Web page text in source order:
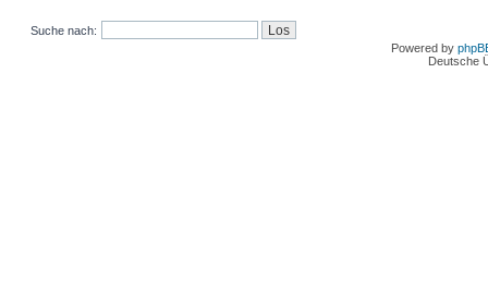
Suche nach:
Powered by
Deutsche